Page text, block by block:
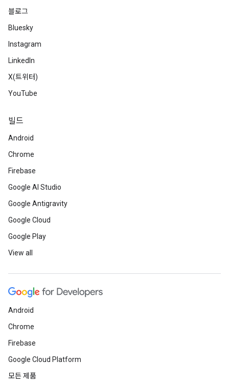
블로그
Bluesky
Instagram
LinkedIn
X(트위터)
YouTube
빌드
Android
Chrome
Firebase
Google AI Studio
Google Antigravity
Google Cloud
Google Play
View all
Android
Chrome
Firebase
Google Cloud Platform
모든 제품